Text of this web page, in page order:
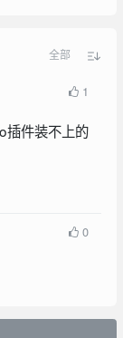
全部
1
插件装不上的
0